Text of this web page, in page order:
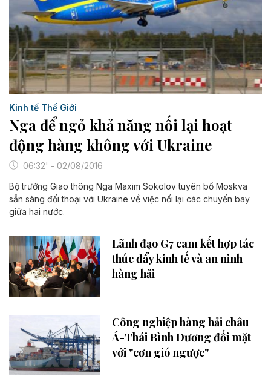
Kinh tế Thế Giới
Nga để ngỏ khả năng nối lại hoạt
động hàng không với Ukraine
06:32' - 02/08/2016
Bộ trưởng Giao thông Nga Maxim Sokolov tuyên bố Moskva
sẵn sàng đối thoại với Ukraine về việc nối lại các chuyến bay
giữa hai nước.
Lãnh đạo G7 cam kết hợp tác
thúc đẩy kinh tế và an ninh
hàng hải
Công nghiệp hàng hải châu
Á-Thái Bình Dương đối mặt
với "cơn gió ngược"